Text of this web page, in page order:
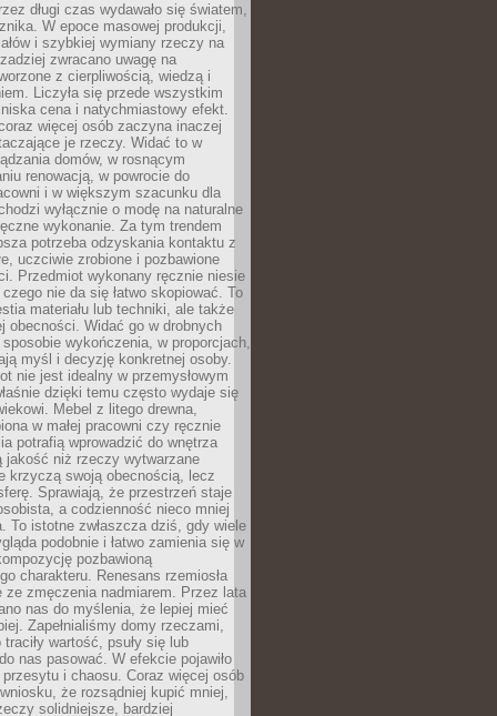
długi czas wydawało się światem,
W epoce masowej produkcji,
i szybkiej wymiany rzeczy na
zwracano uwagę na
z cierpliwością, wiedzą i
Liczyła się przede wszystkim
cena i natychmiastowy efekt.
więcej osób zaczyna inaczej
je rzeczy. Widać to w
domów, w rosnącym
renowacją, w powrocie do
i w większym szacunku dla
wyłącznie o modę na naturalne
wykonanie. Za tym trendem
potrzeba odzyskania kontaktu z
uczciwie zrobione i pozbawione
Przedmiot wykonany ręcznie niesie
nie da się łatwo skopiować. To
materiału lub techniki, ale także
obecności. Widać go w drobnych
wykończenia, w proporcjach,
myśl i decyzję konkretnej osoby.
nie jest idealny w przemysłowym
dzięki temu często wydaje się
Mebel z litego drewna,
w małej pracowni czy ręcznie
potrafią wprowadzić do wnętrza
jakość niż rzeczy wytwarzane
krzyczą swoją obecnością, lecz
Sprawiają, że przestrzeń staje
a codzienność nieco mniej
To istotne zwłaszcza dziś, gdy wiele
podobnie i łatwo zamienia się w
pozbawioną
charakteru. Renesans rzemiosła
ze zmęczenia nadmiarem. Przez lata
nas do myślenia, że lepiej mieć
Zapełnialiśmy domy rzeczami,
wartość, psuły się lub
nas pasować. W efekcie pojawiło
i chaosu. Coraz więcej osób
że rozsądniej kupić mniej,
solidniejsze, bardziej